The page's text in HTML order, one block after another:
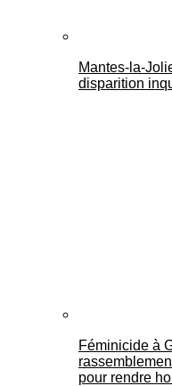
Mantes-la-
disparition
Féminicide à
pour rendre